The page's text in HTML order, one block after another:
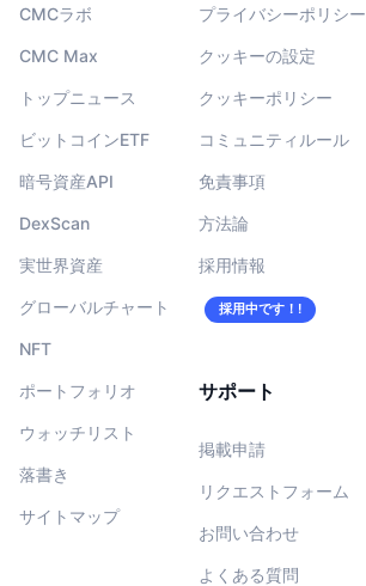
CMCラボ
CMC Max
トップニュース
ビットコインETF
暗号資産API
DexScan
実世界資産
グローバルチャート
NFT
ポートフォリオ
ウォッチリスト
落書き
サイトマップ
プライバシーポリシー
クッキーの設定
クッキーポリシー
コミュニティルール
免責事項
方法論
採用情報
採用中です！!
サポート
掲載申請
リクエストフォーム
お問い合わせ
よくある質問